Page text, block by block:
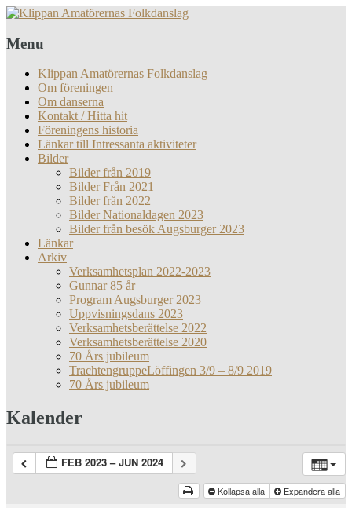
Menu
Klippan Amatörernas Folkdanslag
Om föreningen
Om danserna
Kontakt / Hitta hit
Föreningens historia
Länkar till Intressanta aktiviteter
Bilder
Bilder från 2019
Bilder Från 2021
Bilder från 2022
Bilder Nationaldagen 2023
Bilder från besök Augsburger 2023
Länkar
Arkiv
Verksamhetsplan 2022-2023
Gunnar 85 år
Program Augsburger 2023
Uppvisningsdans 2023
Verksamhetsberättelse 2022
Verksamhetsberättelse 2020
70 Års jubileum
TrachtengruppeLöffingen 3/9 – 8/9 2019
70 Års jubileum
Kalender
FEB 2023 – JUN 2024
Kollapsa alla Expandera alla